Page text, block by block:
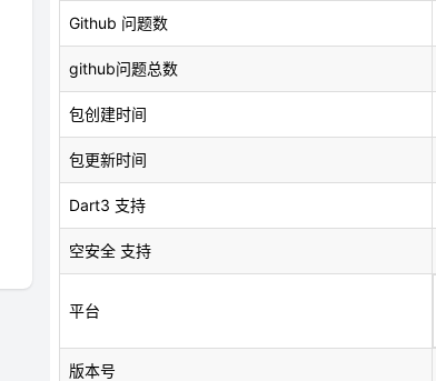
Github 问题数
github问题总数
包创建时间
包更新时间
Dart3 支持
空安全 支持
平台
版本号